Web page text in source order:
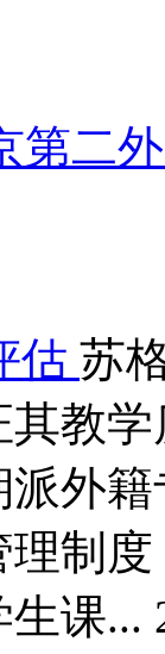
第二
估 苏
其教
派外
制
课...